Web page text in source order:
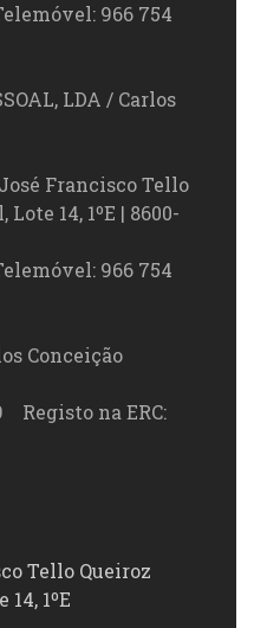
966 754
LDA / Carlos
Francisco Tello
14, 1ºE | 8600-
966 754
Conceição
Registo na ERC:
Tello Queiroz
1ºE